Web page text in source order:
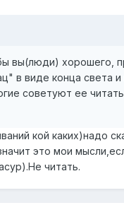
вы(люди) хорошего,
в виде конца света
советуют ее
кой каких)надо
это мои
читать.